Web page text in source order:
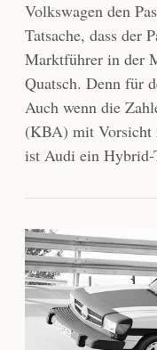
Volkswagen den
Tatsache, dass der
Marktführer in der
Quatsch. Denn für
Auch wenn die
(KBA) mit Vorsicht
ist Audi ein Hybrid-